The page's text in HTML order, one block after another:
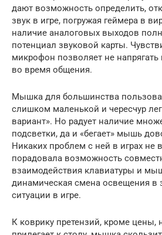
дают возможность определить,
звук в игре, погружая геймера в
наличие аналоговых выходов
потенциал звуковой карты.
микрофон позволяет не
во время общения.
Мышка для большинства
слишком маленькой и чересчур
вариант». Но радует наличие
подсветки, да и «бегает» мышь
Никаких проблем с ней в играх не
порадовала возможность
взаимодействия клавиатуры и
динамическая смена освещения в
ситуации в игре.
К коврику претензий, кроме цены,